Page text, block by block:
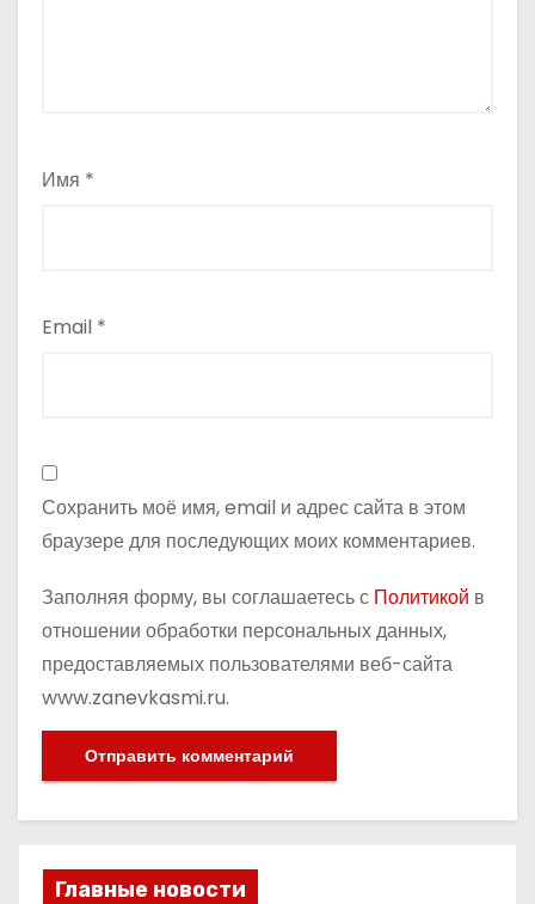
я
Имя *
Email *
Сохранить моё имя, email и адрес сайта в этом
браузере для последующих моих комментариев.
Заполняя форму, вы соглашаетесь с Политикой в
отношении обработки персональных данных,
предоставляемых пользователями веб-сайта
www.zanevkasmi.ru.
Главные новости